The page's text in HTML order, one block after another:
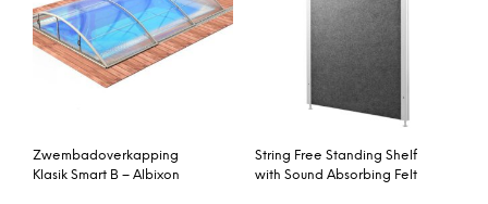
Zwembadoverkapping
Klasik Smart B – Albixon
String Free Standing Shelf
with Sound Absorbing Felt